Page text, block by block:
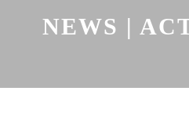
NEWS |